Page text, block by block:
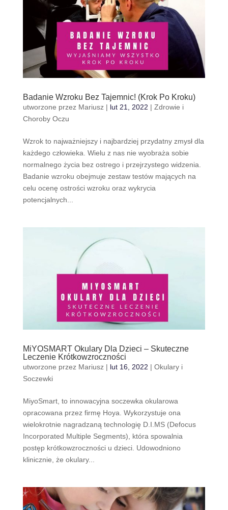
Badanie Wzroku Bez Tajemnic! (Krok Po Kroku)
utworzone przez Mariusz| lut 21, 2022 | Zdrowie i
Choroby Oczu
Wzrok to najważniejszy i najbardziej przydatny zmysł dla
każdego człowieka. Wielu z nas nie wyobraża sobie
normalnego życia bez ostrego i przejrzystego widzenia.
Badanie wzroku obejmuje zestaw testów mających na
celu ocenę ostrości wzroku oraz wykrycia
potencjalnych...
MiYOSMART Okulary Dla Dzieci – Skuteczne
Leczenie Krótkowzroczności
utworzone przez Mariusz| lut 16, 2022 | Okulary i
Soczewki
MiyoSmart, to innowacyjna soczewka okularowa
opracowana przez firmę Hoya. Wykorzystuje ona
wielokrotnie nagradzaną technologię D.I.MS (Defocus
Incorporated Multiple Segments), która spowalnia
postęp krótkowzroczności u dzieci. Udowodniono
klinicznie, że okulary...